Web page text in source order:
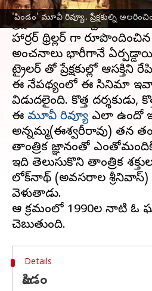
'పిండం' మూవీ రివ్యూ.. ప్రేక్షకుల్ని
చాన్నళ్ల తర్వాత 'పిండం' సినిమా
ప్రేక్షకుల ముందుకొచ్చాడు.
హార్రర్ థ్రిల్లర్ గా
అంచనాలు భారీగానే
ట్రైలర్ తో ప్రేక్షకుల్లో ఆసక్తిని
ఈ నేపథ్యంలో ఈ సినిమా
విడుదలైంది. కొత్త దర్శకుడు,
ఈ మూవీ రివ్యూఎలా ఉందో
అన్నమ్మ(ఈశ్వరీరావు) తన
తాంత్రిక జ్ఞానంతో
ఇది తెలుసుకొని తాంత్రిక
లోక్‌నాథ్ (అవసరాల శ్రీనివాస్)
వెళుతాడు.
ఆ క్రమంలో 1990ల నాటి ఓ
Details
పిండం